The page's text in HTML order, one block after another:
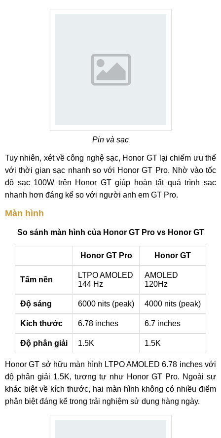
Pin và sạc
Tuy nhiên, xét về công nghệ sạc, Honor GT lại chiếm ưu thế
với thời gian sạc nhanh so với Honor GT Pro. Nhờ vào tốc
độ sạc 100W trên Honor GT giúp hoàn tất quá trình sạc
nhanh hơn đáng kể so với người anh em GT Pro.
Màn hình
So sánh màn hình của Honor GT Pro vs Honor GT
Honor GT Pro Honor GT
Tấm nền
LTPO AMOLED
144 Hz
AMOLED
120Hz
Độ sáng 6000 nits (peak) 4000 nits (peak)
Kích thước 6.78 inches 6.7 inches
Độ phân giải 1.5K 1.5K
Honor GT sở hữu màn hình LTPO AMOLED 6.78 inches với
độ phân giải 1.5K, tương tự như Honor GT Pro. Ngoài sự
khác biệt về kích thước, hai màn hình không có nhiều điểm
phân biệt đáng kể trong trải nghiệm sử dụng hàng ngày.